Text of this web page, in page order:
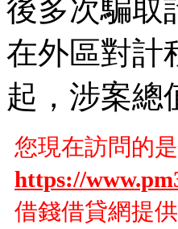
後多次騙取
在外區對計
起，涉案總
您現在訪問的是
https://
借錢借貸網提